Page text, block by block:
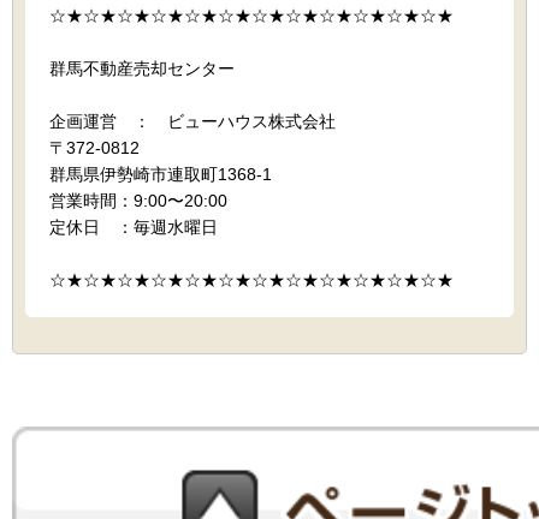
☆★☆★☆★☆★☆★☆★☆★☆★☆★☆★☆★☆★
群馬不動産売却センター
企画運営 ： ビューハウス株式会社
〒372-0812
群馬県伊勢崎市連取町1368-1
営業時間：9:00〜20:00
定休日 ：毎週水曜日
☆★☆★☆★☆★☆★☆★☆★☆★☆★☆★☆★☆★